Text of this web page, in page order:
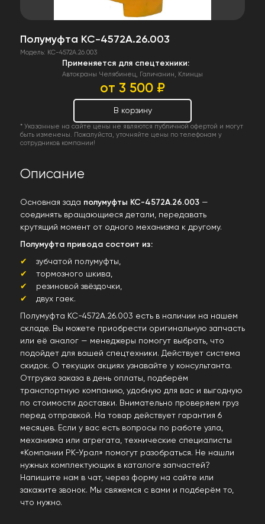
Полумуфта КС-4572А.26.003
Модель: КС-4572А.26.003
Применяется для спецтехники:
Автокраны Челябинец, Галичанин, Клинцы
от 3 500 ₽
В корзину
* Указанные на сайте цены не являются публичной офертой и могут
быть изменены. Пожалуйста, уточняйте цены по телефонам у
сотрудников компании!
Описание
Основная зада полумуфты КС-4572А.26.003 —
соединять вращающиеся детали, передавать
крутящий момент от одного механизма к другому.
Полумуфта привода состоит из:
зубчатой полумуфты,
тормозного шкива,
резиновой звёздочки,
двух гаек.
Полумуфта КС-4572А.26.003 есть в наличии на нашем
складе. Вы можете приобрести оригинальную запчасть
или её аналог — менеджеры помогут выбрать, что
подойдет для вашей спецтехники. Действует система
скидок. О текущих акциях узнавайте у консультанта.
Отгрузка заказа в день оплаты, подберём
транспортную компанию, удобную для вас и выгодную
по стоимости доставки. Внимательно проверяем груз
перед отправкой. На товар действует гарантия 6
месяцев. Если у вас есть вопросы по работе узла,
механизма или агрегата, технические специалисты
«Компании РК-Урал» помогут разобраться. Не нашли
нужных комплектующих в каталоге запчастей?
Напишите нам в чат, через форму на сайте или
закажите звонок. Мы свяжемся с вами и подберём то,
что нужно.